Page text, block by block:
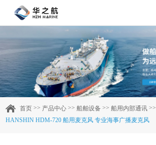
首页
产品中心
企业实力
首页 >> 产品中心 >>船舶设备 >>船用内部通讯 >>
HANSHIN HDM-720 船用麦克风 专业海事广播麦克风